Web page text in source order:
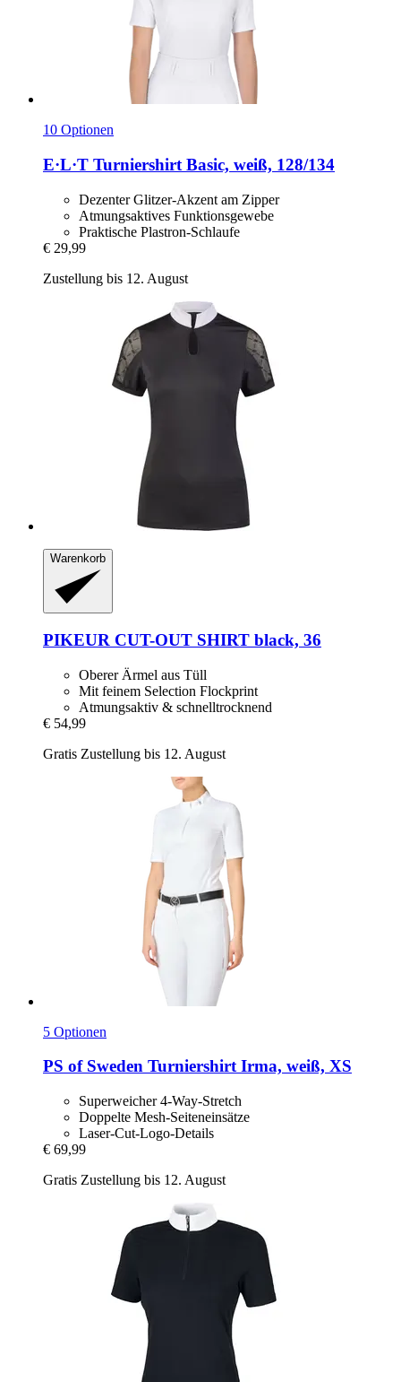
10 Optionen
E·L·T Turniershirt Basic, weiß, 128/134
Dezenter Glitzer-Akzent am Zipper
Atmungsaktives Funktionsgewebe
Praktische Plastron-Schlaufe
€ 29,99
Zustellung bis 12. August
Warenkorb
PIKEUR CUT-​OUT SHIRT black, 36
Oberer Ärmel aus Tüll
Mit feinem Selection Flockprint
Atmungsaktiv & schnelltrocknend
€ 54,99
Gratis Zustellung bis 12. August
5 Optionen
PS of Sweden Turniershirt Irma, weiß, XS
Superweicher 4-Way-Stretch
Doppelte Mesh-Seiteneinsätze
Laser-Cut-Logo-Details
€ 69,99
Gratis Zustellung bis 12. August